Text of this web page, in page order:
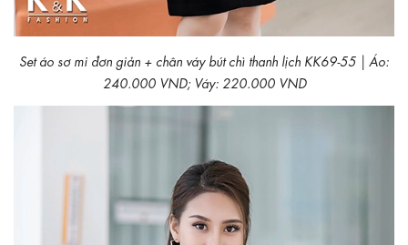
Set áo sơ mi đơn giản + chân váy bút chì thanh lịch KK69-55 | Áo:
240.000 VND; Váy: 220.000 VND